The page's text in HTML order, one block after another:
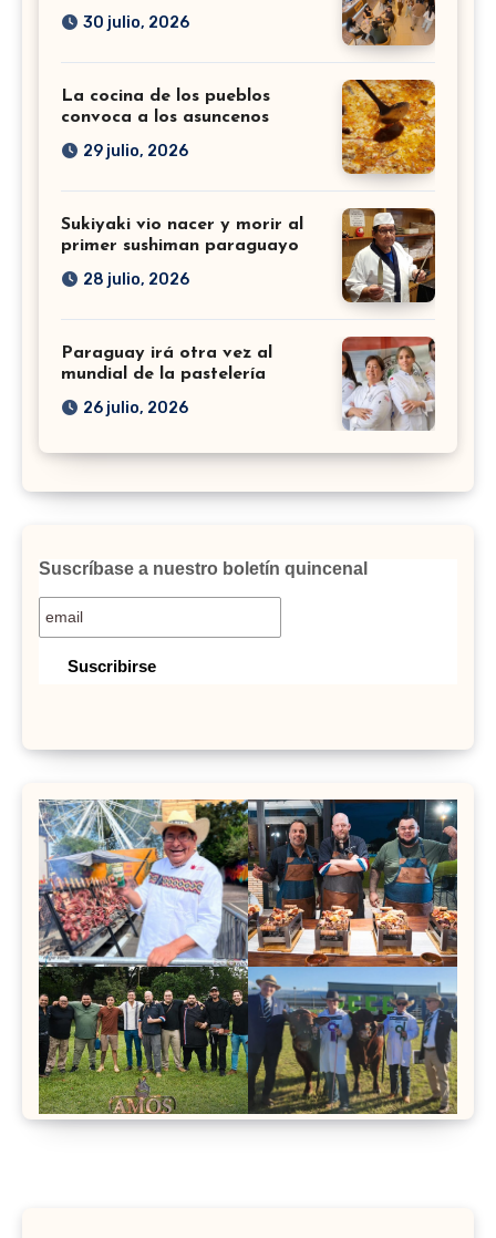
30 julio, 2026
La cocina de los pueblos
convoca a los asuncenos
29 julio, 2026
Sukiyaki vio nacer y morir al
primer sushiman paraguayo
28 julio, 2026
Paraguay irá otra vez al
mundial de la pastelería
26 julio, 2026
Suscríbase a nuestro boletín quincenal